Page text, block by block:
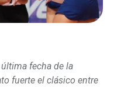
fecha de la
fuerte el clásico entre